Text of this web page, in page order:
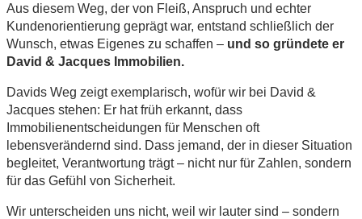
Aus diesem Weg, der von Fleiß, Anspruch und echter
Kundenorientierung geprägt war, entstand schließlich der
Wunsch, etwas Eigenes zu schaffen – und so gründete er
David & Jacques Immobilien.
Davids Weg zeigt exemplarisch, wofür wir bei David &
Jacques stehen: Er hat früh erkannt, dass
Immobilienentscheidungen für Menschen oft
lebensverändernd sind. Dass jemand, der in dieser Situation
begleitet, Verantwortung trägt – nicht nur für Zahlen, sondern
für das Gefühl von Sicherheit.
Wir unterscheiden uns nicht, weil wir lauter sind – sondern